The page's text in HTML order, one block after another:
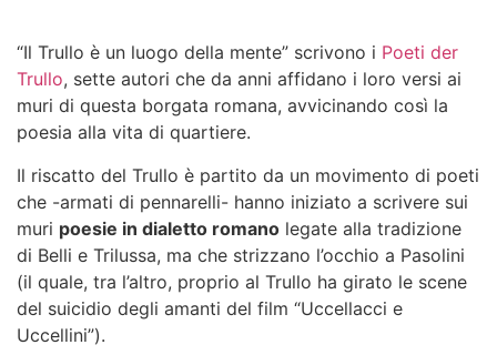
“Il Trullo è un luogo della mente” scrivono i Poeti der
Trullo, sette autori che da anni affidano i loro versi ai
muri di questa borgata romana, avvicinando così la
poesia alla vita di quartiere.
Il riscatto del Trullo è partito da un movimento di poeti
che -armati di pennarelli- hanno iniziato a scrivere sui
muri poesie in dialetto romano legate alla tradizione
di Belli e Trilussa, ma che strizzano l’occhio a Pasolini
(il quale, tra l’altro, proprio al Trullo ha girato le scene
del suicidio degli amanti del film “Uccellacci e
Uccellini”).